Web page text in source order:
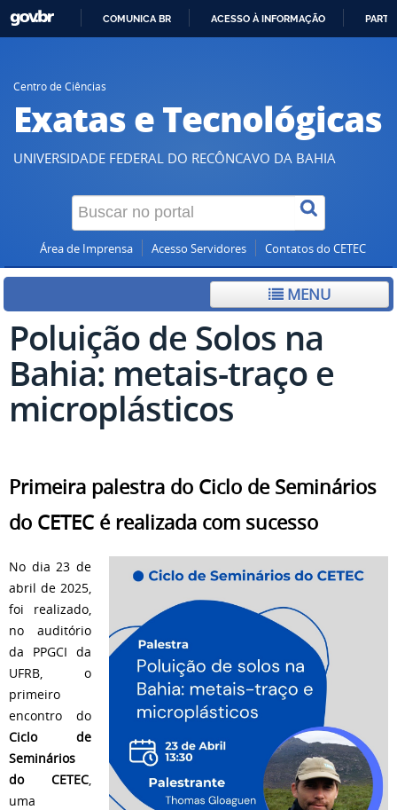
COMUNICA BR ACESSO À INFORMAÇÃO
Centro de Ciências
Exatas e Tecnológicas
UNIVERSIDADE FEDERAL DO RECÔNCAVO DA BAHIA
Área de Imprensa Acesso Servidores Contatos do CETEC
MENU
Poluição de Solos na
Bahia: metais-traço e
microplásticos
Primeira palestra do Ciclo de Seminários
do CETEC é realizada com sucesso
No dia 23 de
abril de 2025,
foi realizado,
no auditório
da PPGCI da
UFRB, o
primeiro
encontro do
Ciclo de
Seminários
do CETEC
uma